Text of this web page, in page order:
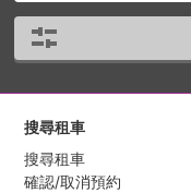
搜尋租車
搜尋租車
確認/取消預約